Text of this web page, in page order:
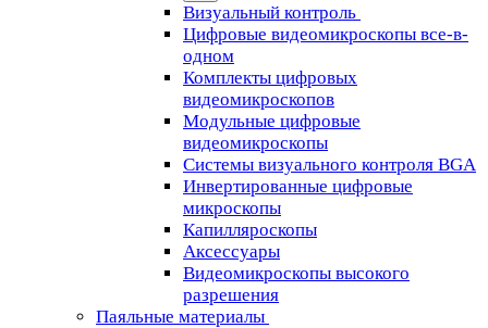
Визуальный контроль
Цифровые видеомикроскопы все-в-
одном
Комплекты цифровых
видеомикроскопов
Модульные цифровые
видеомикроскопы
Cистемы визуального контроля BGA
Инвертированные цифровые
микроскопы
Капилляроскопы
Аксессуары
Видеомикроскопы высокого
разрешения
Паяльные материалы